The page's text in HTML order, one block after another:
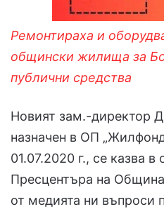
Ремонтираха и
общински жилища за
публични средства
Новият зам.-директор
назначен в ОП
01.07.2020 г., се казва в
Пресцентъра на
от медията ни въпроси